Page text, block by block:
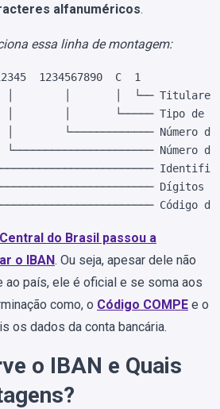
alfanuméricos.
essa linha de montagem:
1234567890  C  1
│        │       │  └──
│        │       └───── Tipo de
│        └───────────── Número
└────────────────────── Número
Dígitos
Código
do Brasil passou a
o IBAN. Ou seja, apesar dele não
ao país, ele é oficial e se soma aos
como, o Código COMPE e o
os dados da conta bancária.
o IBAN e Quais